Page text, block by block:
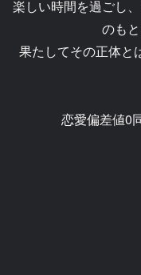
楽しい時間を過ごし
のも
果たしてその正体と
恋愛偏差値0